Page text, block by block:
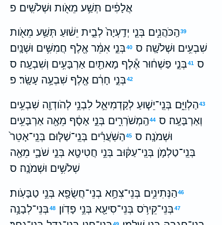
אֲלָפִ֔ים תְּשַׁ֥ע מֵאֹ֖ות וּשְׁלֹשִֽׁים׃ פ
39הַֽכֹּהֲנִ֑ים בְּנֵ֤י יְדַֽעְיָה֙ לְבֵ֣ית יֵשׁ֔וּעַ תְּשַׁ֥ע מֵאֹ֖ות
שִׁבְעִ֥ים וּשְׁלֹשָֽׁה׃ ס 40בְּנֵ֣י אִמֵּ֔ר אֶ֖לֶף חֲמִשִּׁ֥ים וּשְׁנָֽיִם׃
ס 41בְּנֵ֣י פַשְׁח֔וּר אֶ֕לֶף מָאתַ֖יִם אַרְבָּעִ֥ים וְשִׁבְעָֽה׃ ס
42בְּנֵ֣י חָרִ֔ם אֶ֖לֶף שִׁבְעָ֥ה עָשָֽׂר׃ פ
43הַלְוִיִּ֑ם בְּנֵֽי־יֵשׁ֧וּעַ לְקַדְמִיאֵ֛ל לִבְנֵ֥י לְהֹודְוָ֖ה שִׁבְעִ֥ים
וְאַרְבָּעָֽה׃ ס 44הַֽמְשֹׁרְרִ֑ים בְּנֵ֣י אָסָ֔ף מֵאָ֖ה אַרְבָּעִ֥ים
וּשְׁמֹנָֽה׃ ס 45הַשֹּֽׁעֲרִ֗ים בְּנֵֽי־שַׁלּ֤וּם בְּנֵֽי־אָטֵר֙
בְּנֵֽי־טַלְמֹ֣ן בְּנֵֽי־עַקּ֔וּב בְּנֵ֥י חֲטִיטָ֖א בְּנֵ֣י שֹׁבָ֑י מֵאָ֖ה
שְׁלֹשִׁ֥ים וּשְׁמֹנָֽה׃ ס
46הַנְּתִינִ֑ים בְּנֵי־צִחָ֥א בְנֵי־חֲשֻׂפָ֖א בְּנֵ֥י טַבָּעֹֽות׃
47 בְּנֵי־קֵירֹ֥ס בְּנֵי־סִיעָ֖א בְּנֵ֥י פָדֹֽון׃ 48 בְּנֵי־לְבָנָ֥ה
49